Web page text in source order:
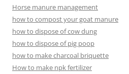
Horse manure management
how to compost your goat manure
how to dispose of cow dung
how to dispose of pig poop
how to make charcoal briquette
How to make npk fertilizer